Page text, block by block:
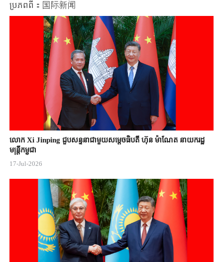
ប្រភពពី：国际新闻
លោក Xi Jinping ជួបសន្ទនាជាមួយសម្តេចធិបតី ហ៊ុន ម៉ាណែត នាយករដ្ឋ
មន្ត្រីកម្ពុជា
17-Jul-2026